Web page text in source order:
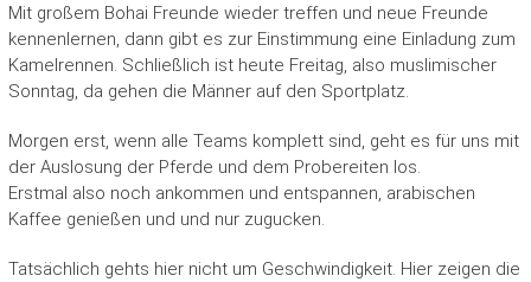
Mit großem Bohai Freunde wieder treffen und neue Freunde
kennenlernen, dann gibt es zur Einstimmung eine Einladung zum
Kamelrennen. Schließlich ist heute Freitag, also muslimischer
Sonntag, da gehen die Männer auf den Sportplatz.
Morgen erst, wenn alle Teams komplett sind, geht es für uns mit
der Auslosung der Pferde und dem Probereiten los.
Erstmal also noch ankommen und entspannen, arabischen
Kaffee genießen und und nur zugucken.
Tatsächlich gehts hier nicht um Geschwindigkeit. Hier zeigen die